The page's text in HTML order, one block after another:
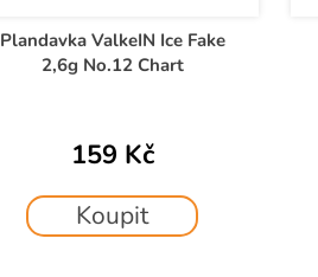
Plandavka ValkeIN Ice Fake
2,6g No.12 Chart
159 Kč
Koupit